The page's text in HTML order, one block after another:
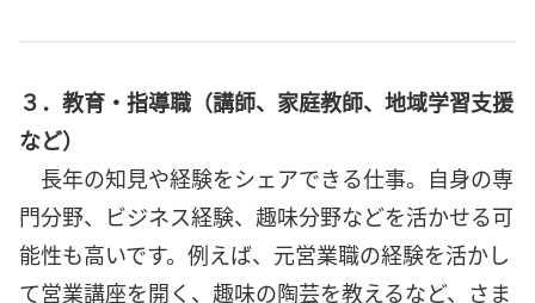
３．教育・指導職（講師、家庭教師、地域学習支援
など）
長年の知見や経験をシェアできる仕事。自身の専
門分野、ビジネス経験、趣味分野などを活かせる可
能性も高いです。例えば、元営業職の経験を活かし
て営業講座を開く、趣味の陶芸を教えるなど、さま